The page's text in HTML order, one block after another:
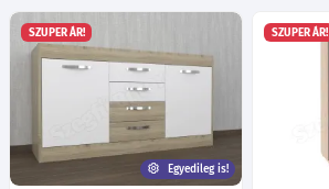
SZUPER ÁR!
Egyedileg is!
SZUPER ÁR!